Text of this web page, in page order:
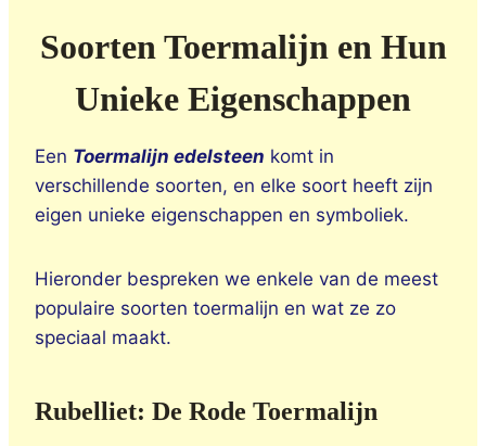
Soorten Toermalijn en Hun
Unieke Eigenschappen
Een Toermalijn edelsteen komt in
verschillende soorten, en elke soort heeft zijn
eigen unieke eigenschappen en symboliek.
Hieronder bespreken we enkele van de meest
populaire soorten toermalijn en wat ze zo
speciaal maakt.
Rubelliet: De Rode Toermalijn